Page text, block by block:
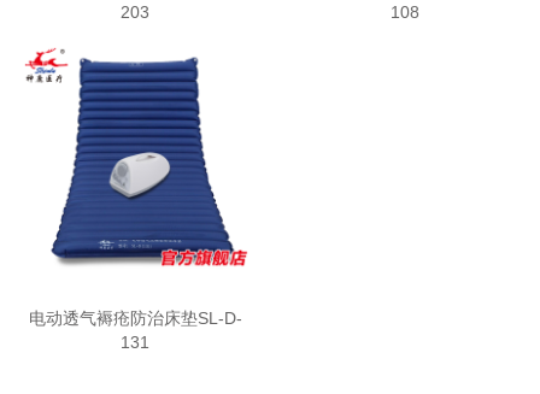
203
108
电动透气褥疮防治床垫SL-D-
131